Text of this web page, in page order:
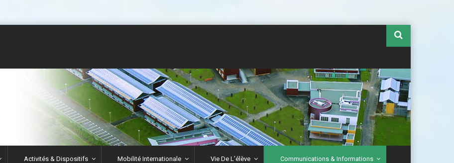
Activités & Dispositifs Mobilité Internationale Vie De L’élève Communications & Informations